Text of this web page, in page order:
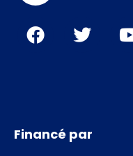
Financé par